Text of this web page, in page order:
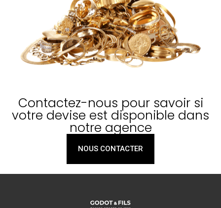
Contactez-nous pour savoir si
votre devise est disponible dans
notre agence
NOUS CONTACTER